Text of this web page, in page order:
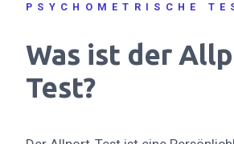
PSYCHOMETRISCHE
Was ist der
Test?